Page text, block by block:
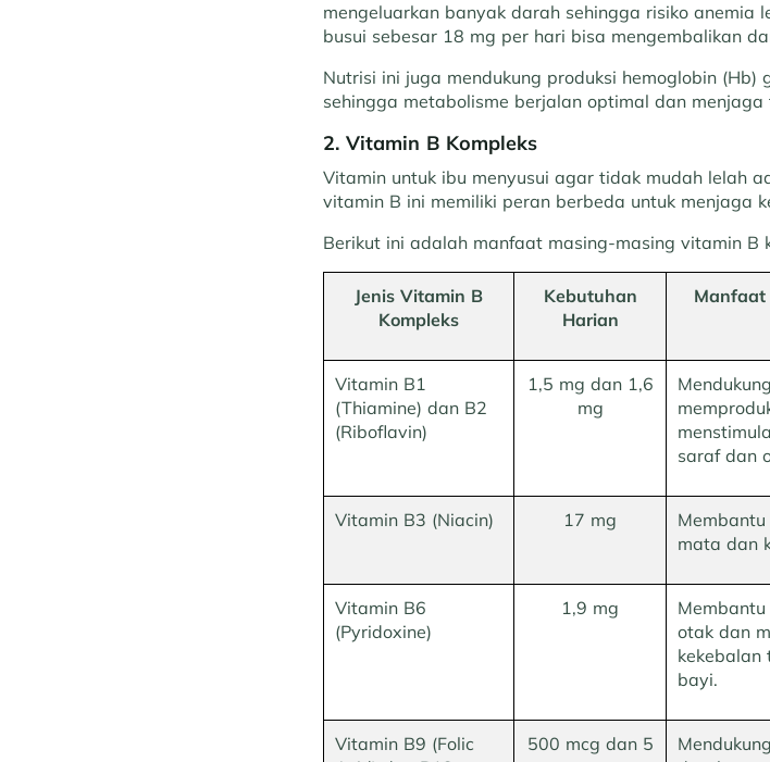
mengeluarkan banyak darah sehingga risiko anemia
busui sebesar 18 mg per hari bisa mengembalikan
Nutrisi ini juga mendukung produksi hemoglobin
sehingga metabolisme berjalan optimal dan
2. Vitamin B Kompleks
Vitamin untuk ibu menyusui agar tidak mudah lelah
vitamin B ini memiliki peran berbeda untuk menjaga
Berikut ini adalah manfaat masing-masing vitamin B
Jenis Vitamin B
Kompleks
Kebutuhan
Harian
Manfaat
Vitamin B1
(Thiamine) dan B2
(Riboflavin)
1,5 mg dan 1,6
mg
saraf dan
Vitamin B3 (Niacin) 17 mg
mata dan
Vitamin B6
(Pyridoxine)
1,9 mg
otak dan
kekebalan
bayi.
Vitamin B9 (Folic
500 mcg dan 5